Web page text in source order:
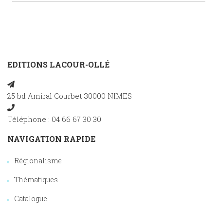
EDITIONS LACOUR-OLLÉ
25 bd Amiral Courbet 30000 NIMES
Téléphone : 04 66 67 30 30
NAVIGATION RAPIDE
Régionalisme
Thématiques
Catalogue